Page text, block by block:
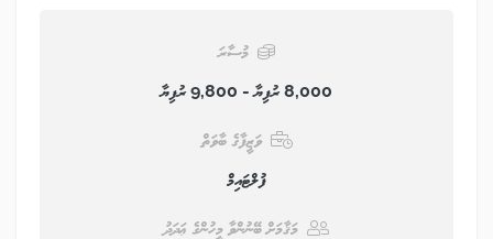
މުސާރަ
8,000 ރުފިޔާ - 9,800 ރުފިޔާ
ވަޒީފާގެ ބާވަތް
ފުލްޓައިމް
މަޤާމަށް ބޭނުންވާ މީހުންގެ ޢަދަދު